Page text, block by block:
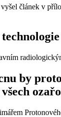
článek v
by